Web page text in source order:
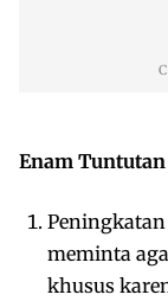
Enam
meminta
khusus